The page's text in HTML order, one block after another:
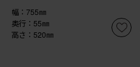
幅：755㎜
奥行：55㎜
高さ：520㎜